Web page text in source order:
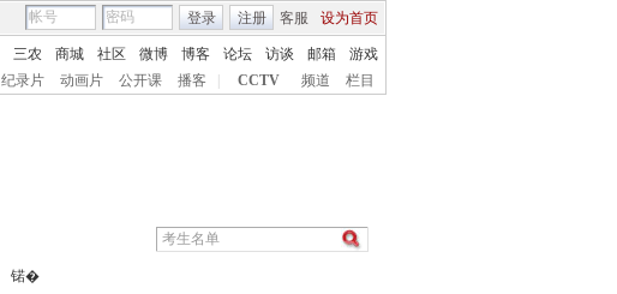
客服 设为首页
登录 注册
三农 商城 社区 微博 博客 论坛 访谈 邮箱
游戏
纪录片 动画片 公开课 播客 CCTV 频道 栏目
锘�